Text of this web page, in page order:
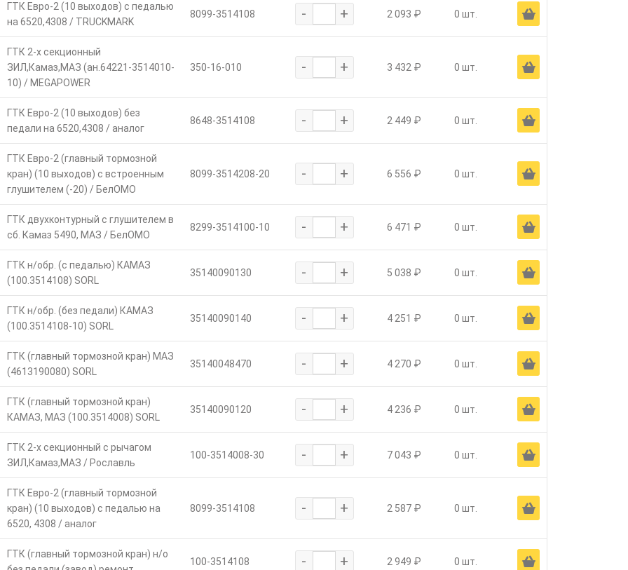
ГТК Евро-2 (10 выходов) с педалью
на 6520,4308 / TRUCKMARK
8099-3514108 - + 2 093 ₽ 0 шт. Ä
ГТК 2-х секционный
ЗИЛ,Камаз,МАЗ (ан.64221-3514010-
10) / MEGAPOWER
350-16-010 - + 3 432 ₽ 0 шт. Ä
ГТК Евро-2 (10 выходов) без
педали на 6520,4308 / аналог
8648-3514108 - + 2 449 ₽ 0 шт. Ä
ГТК Евро-2 (главный тормозной
кран) (10 выходов) с встроенным
глушителем (-20) / БелОМО
8099-3514208-20 - + 6 556 ₽ 0 шт. Ä
ГТК двухконтурный с глушителем в
сб. Камаз 5490, МАЗ / БелОМО
8299-3514100-10 - + 6 471 ₽ 0 шт. Ä
ГТК н/обр. (с педалью) КАМАЗ
(100.3514108) SORL
35140090130 - + 5 038 ₽ 0 шт. Ä
ГТК н/обр. (без педали) КАМАЗ
(100.3514108-10) SORL
35140090140 - + 4 251 ₽ 0 шт. Ä
ГТК (главный тормозной кран) МАЗ
(4613190080) SORL
35140048470 - + 4 270 ₽ 0 шт. Ä
ГТК (главный тормозной кран)
КАМАЗ, МАЗ (100.3514008) SORL
35140090120 - + 4 236 ₽ 0 шт. Ä
ГТК 2-х секционный с рычагом
ЗИЛ,Камаз,МАЗ / Рославль
100-3514008-30 - + 7 043 ₽ 0 шт. Ä
ГТК Евро-2 (главный тормозной
кран) (10 выходов) с педалью на
6520, 4308 / аналог
8099-3514108 - + 2 587 ₽ 0 шт. Ä
ГТК (главный тормозной кран) н/о
100-3514108 - + 2 949 ₽ 0 шт. Ä